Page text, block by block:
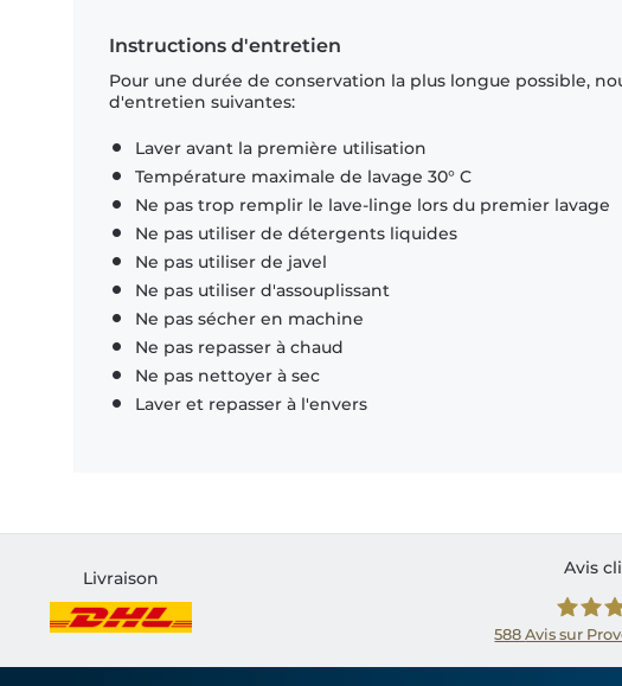
Instructions d'entretien
Pour une durée de conservation la plus longue possible,
d'entretien suivantes:
Laver avant la première utilisation
Température maximale de lavage 30° C
Ne pas trop remplir le lave-linge lors du premier lavage
Ne pas utiliser de détergents liquides
Ne pas utiliser de javel
Ne pas utiliser d'assouplissant
Ne pas sécher en machine
Ne pas repasser à chaud
Ne pas nettoyer à sec
Laver et repasser à l'envers
Livraison
Avis
588Avis sur